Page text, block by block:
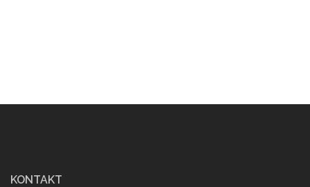
KONTAKT